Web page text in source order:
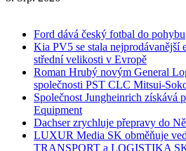
Ford dává český fotbal do pohybu
Kia PV5 se stala nejprodávanější
střední velikosti v Evropě
Roman Hrubý novým General
společnosti PST CLC Mitsui-
Společnost Jungheinrich získává
Equipment
Dachser zrychluje přepravy do
LUXUR Media SK obměňuje
TRANSPORT a LOGISTIKA